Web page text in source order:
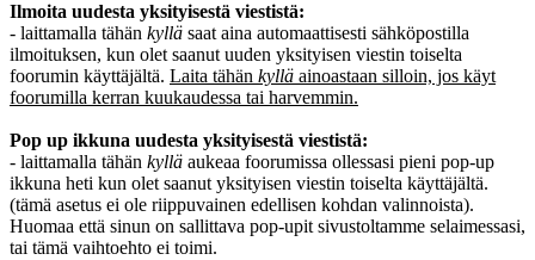
Ilmoita uudesta yksityisestä viestistä:
- laittamalla tähän kyllä saat aina automaattisesti sähköpostilla
ilmoituksen, kun olet saanut uuden yksityisen viestin toiselta
foorumin käyttäjältä. Laita tähän kyllä ainoastaan silloin, jos käyt
foorumilla kerran kuukaudessa tai harvemmin.
Pop up ikkuna uudesta yksityisestä viestistä:
- laittamalla tähän kyllä aukeaa foorumissa ollessasi pieni pop-up
ikkuna heti kun olet saanut yksityisen viestin toiselta käyttäjältä.
(tämä asetus ei ole riippuvainen edellisen kohdan valinnoista).
Huomaa että sinun on sallittava pop-upit sivustoltamme selaimessasi,
tai tämä vaihtoehto ei toimi.